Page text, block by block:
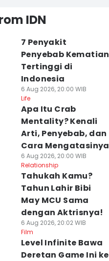
IDN
7 Penyakit
Penyebab Kematian
Tertinggi di
Indonesia
6 Aug 2026, 20:00 WIB
Life
Apa Itu Crab
Mentality? Kenali
Arti, Penyebab, dan
Cara Mengatasinya
6 Aug 2026, 20:00 WIB
Relationship
Tahukah Kamu?
Tahun Lahir Bibi
May MCU Sama
dengan Aktrisnya!
6 Aug 2026, 20:02 WIB
Film
Level Infinite Bawa
Deretan Game Ini ke